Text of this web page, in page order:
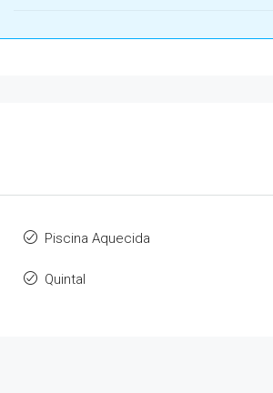
Piscina Aquecida
Quintal